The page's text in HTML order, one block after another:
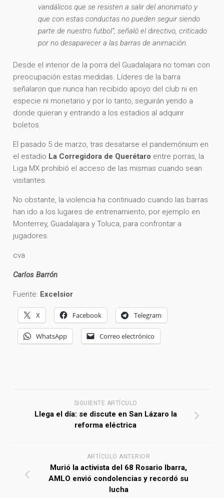
vandálicos que se resisten a salir del anonimato y
que con estas conductas no pueden seguir siendo
parte de nuestro futbol”, señaló el directivo, criticado
por no desaparecer a las barras de animación.
Desde el interior de la porra del Guadalajara no toman con
preocupación estas medidas. Líderes de la barra
señalaron que nunca han recibido apoyo del club ni en
especie ni monetario y por lo tanto, seguirán yendo a
donde quieran y entrando a los estadios al adquirir
boletos.
El pasado 5 de marzo, tras desatarse el pandemónium en
el estadio La Corregidora de Querétaro entre porras, la
Liga MX prohibió el acceso de las mismas cuando sean
visitantes.
No obstante, la violencia ha continuado cuando las barras
han ido a los lugares de entrenamiento, por ejemplo en
Monterrey, Guadalajara y Toluca, para confrontar a
jugadores.
cva
Carlos Barrón
Fuente: Excelsior
X Facebook Telegram
WhatsApp Correo electrónico
SIGUIENTE ARTÍCULO
Llega el día: se discute en San Lázaro la
reforma eléctrica
ARTÍCULO ANTERIOR
Murió la activista del 68 Rosario Ibarra,
AMLO envió condolencias y recordó su
lucha